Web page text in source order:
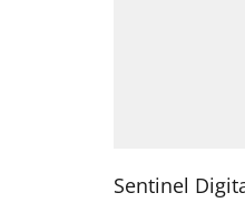
Sentinel